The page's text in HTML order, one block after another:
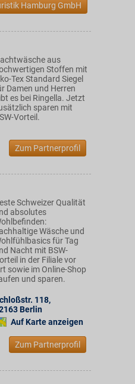
Hamburg GmbH
aus
Stoffen mit
Tex Standard Siegel
Damen und Herren
es bei Ringella. Jetzt
sparen mit
Vorteil.
Zum Partnerprofil
Schweizer Qualität
absolutes
Wäsche und
für Tag
Nacht mit BSW-
in der Filiale vor
sowie im Online-Shop
und sparen.
118,
Berlin
Auf Karte anzeigen
Zum Partnerprofil